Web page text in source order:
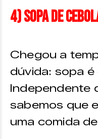
4) Sopa de
Chegou a
dúvida: sopa
Independente
sabemos que
uma comida